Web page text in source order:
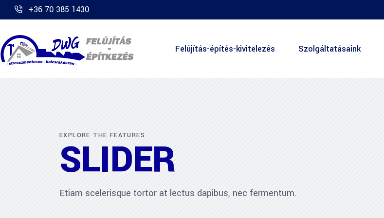
+36 70 385 1430
Felújítás-építés-kivitelezés Szolgáltatásaink
EXPLORE THE FEATURES
SLIDER
Etiam scelerisque tortor at lectus dapibus, nec fermentum.